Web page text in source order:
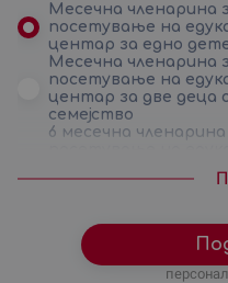
Месечна членарина
посетување на
центар за едно
Месечна членарина
посетување на
центар за две деца
семејство
6 месечна членарина
центар за едно
ниво)
6 месечна
посетување на
центар за две деца
семејство (основно